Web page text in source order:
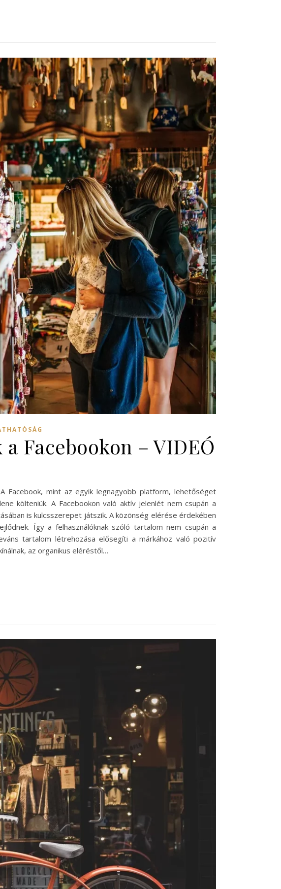
Facebookon – VIDEÓ
Facebook, mint az egyik legnagyobb platform, lehetőséget
költeniük. A Facebookon való aktív jelenlét nem csupán a
is kulcsszerepet játszik. A közönség elérése érdekében
Így a felhasználóknak szóló tartalom nem csupán a
tartalom létrehozása elősegíti a márkához való pozitív
az organikus eléréstől…